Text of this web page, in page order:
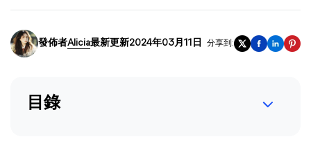
發佈者Alicia最新更新2024年03月11日 分享到:
目錄